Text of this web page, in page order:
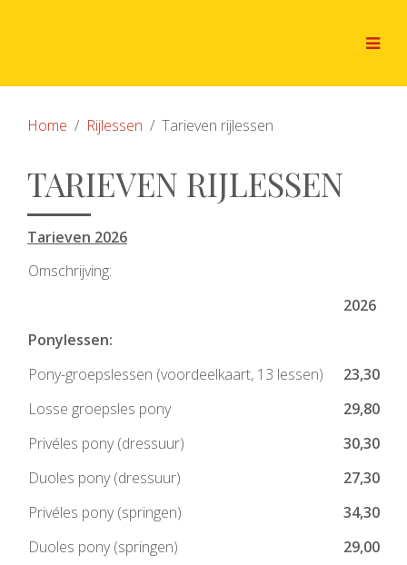
Home Rijlessen Tarieven rijlessen
TARIEVEN RIJLESSEN
Tarieven 2026
Omschrijving:
2026
Ponylessen:
Pony-groepslessen (voordeelkaart, 13 lessen)
23,30
Losse groepsles pony
29,80
Privéles pony (dressuur)
30,30
Duoles pony (dressuur)
27,30
Privéles pony (springen)
34,30
Duoles pony (springen)
29,00